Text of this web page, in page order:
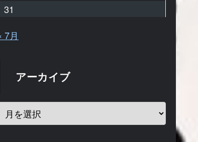
31
7月
アーカイブ